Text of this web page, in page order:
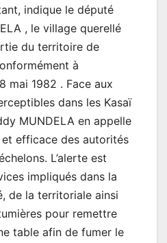
indique le député
, le village querellé
du territoire de
à
mai 1982 . Face aux
dans les Kasaï
MUNDELA en appelle
efficace des autorités
L’alerte est
impliqués dans la
de la territoriale ainsi
pour remettre
table afin de fumer le